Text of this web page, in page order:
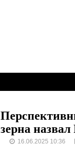
зерна назвал
16.06.2025 10:36